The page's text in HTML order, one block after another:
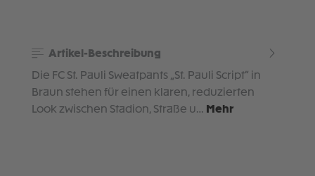
Artikel-Beschreibung
Die FC St. Pauli Sweatpants „St. Pauli Script“ in
Braun stehen für einen klaren, reduzierten
Look zwischen Stadion, Straße u… Mehr